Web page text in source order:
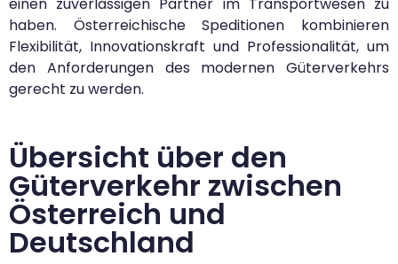
haben. Österreichische Speditionen kombinieren
Flexibilität, Innovationskraft und Professionalität, um
den Anforderungen des modernen Güterverkehrs
gerecht zu werden.
Übersicht über den
Güterverkehr zwischen
Österreich und
Deutschland